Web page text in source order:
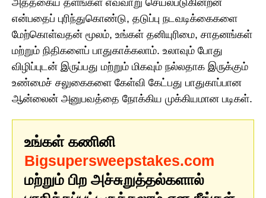
என்பதைப் புரிந்துகொண்டு, தடுப்பு நடவடிக்கைகளை
மேற்கொள்வதன் மூலம், உங்கள் தனியுரிமை, சாதனங்கள்
மற்றும் நிதிகளைப் பாதுகாக்கலாம். உலாவும் போது
விழிப்புடன் இருப்பது மற்றும் மிகவும் நல்லதாக இருக்கும்
உண்மைச் சலுகைகளை கேள்வி கேட்பது பாதுகாப்பான
ஆன்லைன் அனுபவத்தை நோக்கிய முக்கியமான படிகள்.
உங்கள் கணினி
Bigsupersweepstakes.com
மற்றும் பிற அச்சுறுத்தல்களால்